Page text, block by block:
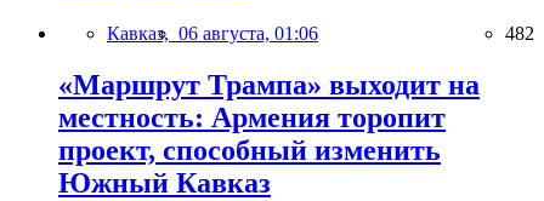
Кавказ, 06 августа, 01:06 482
«Маршрут Трампа» выходит на
местность: Армения торопит
проект, способный изменить
Южный Кавказ